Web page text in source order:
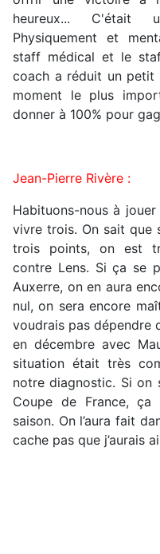
heureux... C'était
Physiquement et
staff médical et le
coach a réduit un petit
moment le plus
donner à 100% pour
Jean-Pierre Rivère :
Habituons-nous à
vivre trois. On sait que
trois points, on est
contre Lens. Si ça se
Auxerre, on en aura
nul, on sera encore
voudrais pas dépendre
en décembre avec
situation était très
notre diagnostic. Si on
Coupe de France,
saison. On l’aura fait
cache pas que j’aurais